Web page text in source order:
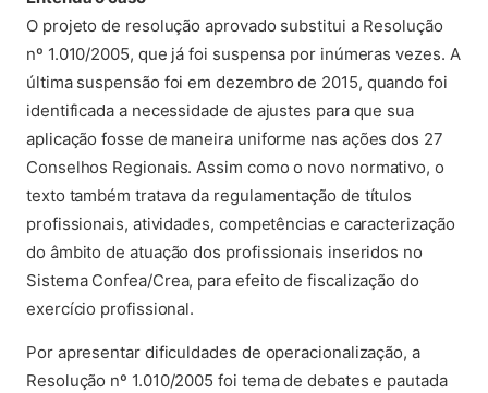
O projeto de resolução aprovado substitui a Resolução
nº 1.010/2005, que já foi suspensa por inúmeras vezes. A
última suspensão foi em dezembro de 2015, quando foi
identificada a necessidade de ajustes para que sua
aplicação fosse de maneira uniforme nas ações dos 27
Conselhos Regionais. Assim como o novo normativo, o
texto também tratava da regulamentação de títulos
profissionais, atividades, competências e caracterização
do âmbito de atuação dos profissionais inseridos no
Sistema Confea/Crea, para efeito de fiscalização do
exercício profissional.
Por apresentar dificuldades de operacionalização, a
Resolução nº 1.010/2005 foi tema de debates e pautada